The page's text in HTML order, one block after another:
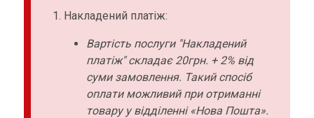
Накладений платіж:
Вартість послуги "Накладений
платіж" складає 20грн. + 2% від
суми замовлення. Такий спосіб
оплати можливий при отриманні
товару у відділенні «Нова Пошта».